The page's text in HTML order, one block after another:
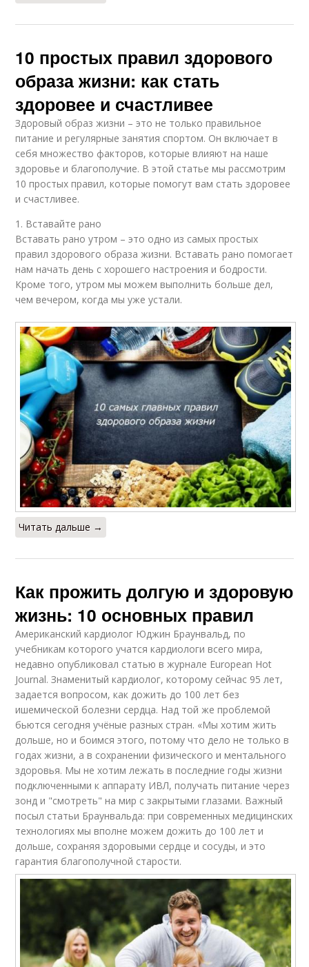
10 простых правил здорового
образа жизни: как стать
здоровее и счастливее
Здоровый образ жизни – это не только правильное
питание и регулярные занятия спортом. Он включает в
себя множество факторов, которые влияют на наше
здоровье и благополучие. В этой статье мы рассмотрим
10 простых правил, которые помогут вам стать здоровее
и счастливее.
1. Вставайте рано
Вставать рано утром – это одно из самых простых
правил здорового образа жизни. Вставать рано помогает
нам начать день с хорошего настроения и бодрости.
Кроме того, утром мы можем выполнить больше дел,
чем вечером, когда мы уже устали.
Читать дальше →
Как прожить долгую и здоровую
жизнь: 10 основных правил
Американский кардиолог Юджин Браунвальд, по
учебникам которого учатся кардиологи всего мира,
недавно опубликовал статью в журнале European Hot
Journal. Знаменитый кардиолог, которому сейчас 95 лет,
задается вопросом, как дожить до 100 лет без
ишемической болезни сердца. Над той же проблемой
бьются сегодня учёные разных стран. «Мы хотим жить
дольше, но и боимся этого, потому что дело не только в
годах жизни, а в сохранении физического и ментального
здоровья. Мы не хотим лежать в последние годы жизни
подключенными к аппарату ИВЛ, получать питание через
зонд и "смотреть" на мир с закрытыми глазами. Важный
посыл статьи Браунвальда: при современных медицинских
технологиях мы вполне можем дожить до 100 лет и
дольше, сохраняя здоровыми сердце и сосуды, и это
гарантия благополучной старости.